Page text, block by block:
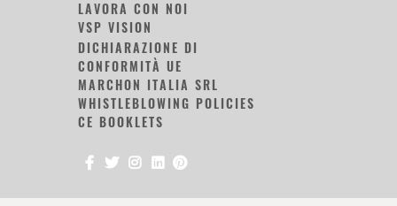
LAVORA CON NOI
VSP VISION
DICHIARAZIONE DI
CONFORMITÀ UE
MARCHON ITALIA SRL
WHISTLEBLOWING POLICIES
CE BOOKLETS